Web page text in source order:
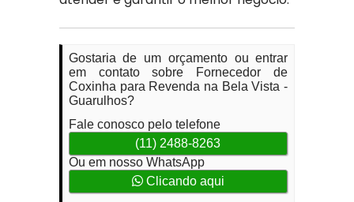
Gostaria de um orçamento ou entrar
em contato sobre Fornecedor de
Coxinha para Revenda na Bela Vista -
Guarulhos?
Fale conosco pelo telefone
(11) 2488-8263
Ou em nosso WhatsApp
Clicando aqui